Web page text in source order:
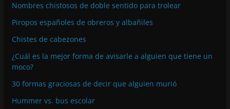
Nombres chistosos de doble sentido para trolear
Piropos españoles de obreros y albañiles
Chistes de cabezones
¿Cuál es la mejor forma de avisarle a alguien que tiene un
moco?
30 formas graciosas de decir que alguien murió
Hummer vs. bus escolar